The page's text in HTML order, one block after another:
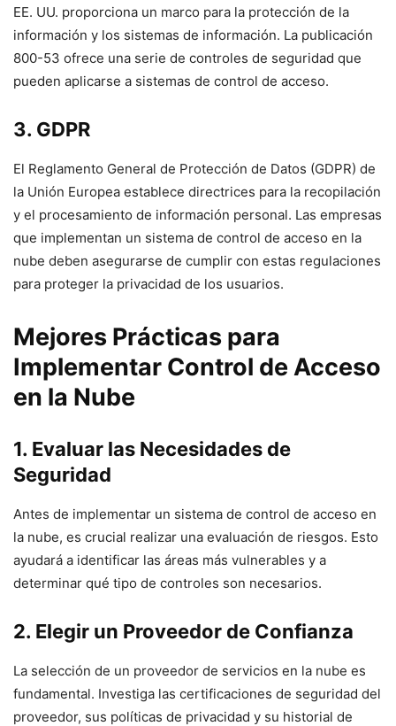
EE. UU. proporciona un marco para la protección de la
información y los sistemas de información. La publicación
800-53 ofrece una serie de controles de seguridad que
pueden aplicarse a sistemas de control de acceso.
3. GDPR
El Reglamento General de Protección de Datos (GDPR) de
la Unión Europea establece directrices para la recopilación
y el procesamiento de información personal. Las empresas
que implementan un sistema de control de acceso en la
nube deben asegurarse de cumplir con estas regulaciones
para proteger la privacidad de los usuarios.
Mejores Prácticas para
Implementar Control de Acceso
en la Nube
1. Evaluar las Necesidades de
Seguridad
Antes de implementar un sistema de control de acceso en
la nube, es crucial realizar una evaluación de riesgos. Esto
ayudará a identificar las áreas más vulnerables y a
determinar qué tipo de controles son necesarios.
2. Elegir un Proveedor de Confianza
La selección de un proveedor de servicios en la nube es
fundamental. Investiga las certificaciones de seguridad del
proveedor, sus políticas de privacidad y su historial de